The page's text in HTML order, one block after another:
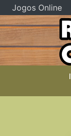
Skip
to
content
Jogos Online